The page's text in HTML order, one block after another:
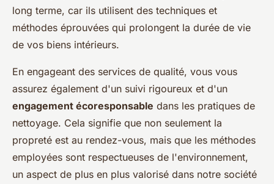
long terme, car ils utilisent des techniques et
méthodes éprouvées qui prolongent la durée de vie
de vos biens intérieurs.
En engageant des services de qualité, vous vous
assurez également d'un suivi rigoureux et d'un
engagement écoresponsable dans les pratiques de
nettoyage. Cela signifie que non seulement la
propreté est au rendez-vous, mais que les méthodes
employées sont respectueuses de l'environnement,
un aspect de plus en plus valorisé dans notre société